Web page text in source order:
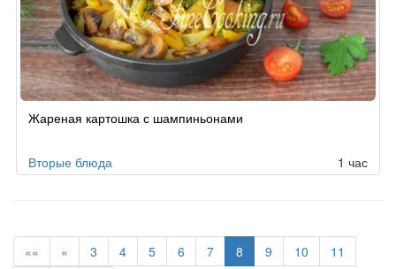
Жареная картошка с шампиньонами
Вторые блюда 1 час
«« « 3 4 5 6 7 8 9 10
11